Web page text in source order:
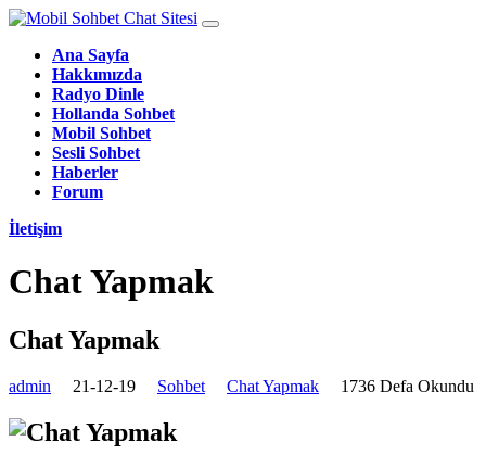
Ana Sayfa
Hakkımızda
Radyo Dinle
Hollanda Sohbet
Mobil Sohbet
Sesli Sohbet
Haberler
Forum
İletişim
Chat Yapmak
Chat Yapmak
admin 21-12-19 Sohbet Chat Yapmak 1736 Defa Okundu